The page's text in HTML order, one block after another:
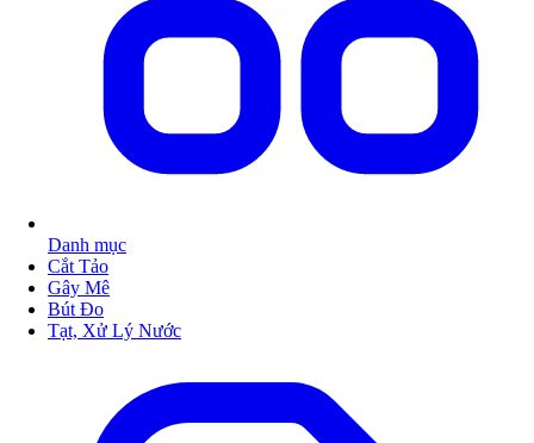
Danh mục
Cắt Tảo
Gây Mê
Bút Đo
Tạt, Xử Lý Nước